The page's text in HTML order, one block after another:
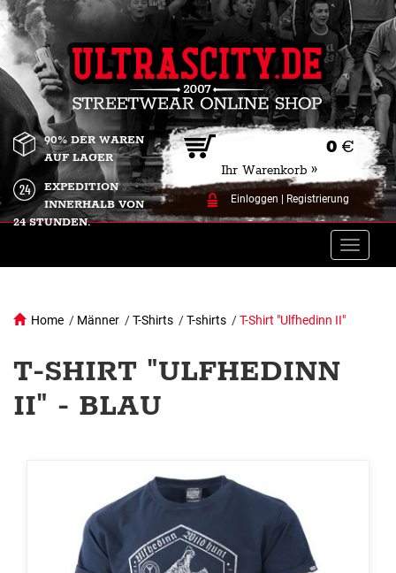
0 €
Ihr Warenkorb »
Einloggen Registrierung
90% DER WAREN
AUF LAGER
EXPEDITION
INNERHALB VON
24 STUNDEN.
Toggle
Home / Männer /T-Shirts /T-shirts /T-Shirt "Ulfhedinn II"
T-SHIRT "ULFHEDINN
II" - BLAU